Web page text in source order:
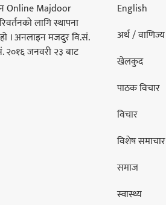
Online Majdoor
लागि स्थापना
। अनलाइन मजदुर वि.सं.
जनवरी २३ बाट
English
अर्थ / वाणिज्य
खेलकुद
पाठक विचार
विचार
विशेष समाचार
समाज
स्वास्थ्य